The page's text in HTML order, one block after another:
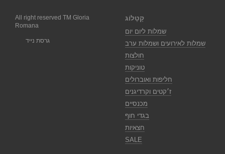
All right reserved TM Gloria
Romana
גרסת נייד
קָטָלוֹג
שמלות ליום יום
שמלות לאירועים ושמלות ערב
חולצות
טוניקות
חליפות ואוברולים
ז׳קטים וקרדיגנים
מכנסיים
בגדי חוף
חצאיות
SALE